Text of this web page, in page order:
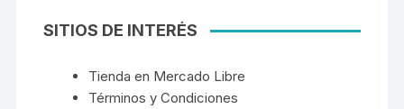
SITIOS DE INTERÉS
Tienda en Mercado Libre
Términos y Condiciones